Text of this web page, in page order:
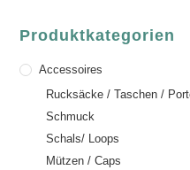
Produktkategorien
Accessoires
Rucksäcke / Taschen /
Schmuck
Schals/ Loops
Mützen / Caps